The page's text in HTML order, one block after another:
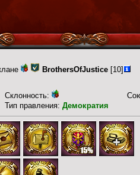
BrothersOfJustice [10]
Склонность:
Тип правления: Демократия